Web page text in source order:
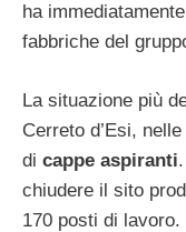
ha
fabbriche del
La situazione più
Cerreto d’Esi,
di cappe aspiranti
chiudere il sito
170 posti di